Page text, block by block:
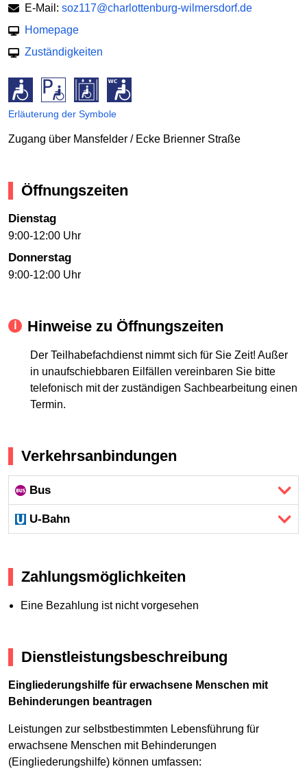
E-Mail: soz117@charlottenburg-wilmersdorf.de
Homepage
Zuständigkeiten
Erläuterung der Symbole
Zugang über Mansfelder / Ecke Brienner Straße
Öffnungszeiten
Dienstag
9:00-12:00 Uhr
Donnerstag
9:00-12:00 Uhr
Hinweise zu Öffnungszeiten
Der Teilhabefachdienst nimmt sich für Sie Zeit! Außer
in unaufschiebbaren Eilfällen vereinbaren Sie bitte
telefonisch mit der zuständigen Sachbearbeitung einen
Termin.
Verkehrsanbindungen
Bus
U-Bahn
Zahlungsmöglichkeiten
Eine Bezahlung ist nicht vorgesehen
Dienstleistungsbeschreibung
Eingliederungshilfe für erwachsene Menschen mit
Behinderungen beantragen
Leistungen zur selbstbestimmten Lebensführung für
erwachsene Menschen mit Behinderungen
(Eingliederungshilfe) können umfassen: